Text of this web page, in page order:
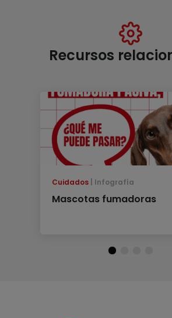
Recursos
Cuidados Infografía
Mascotas fumadoras